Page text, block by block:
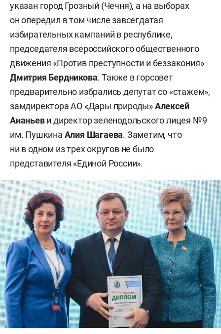
указан город Грозный (Чечня), а на выборах
он опередил в том числе завсегдатая
избирательных кампаний в республике,
председателя всероссийского общественного
движения «Против преступности и беззакония»
Дмитрия Бердникова. Также в горсовет
предварительно избрались депутат со «стажем»,
замдиректора АО «Дары природы»Алексей
Ананьеви директор зеленодольского лицея №9
им. Пушкина Алия Шагаева. Заметим, что
ни в одном из трех округов не было
представителя «Единой России».